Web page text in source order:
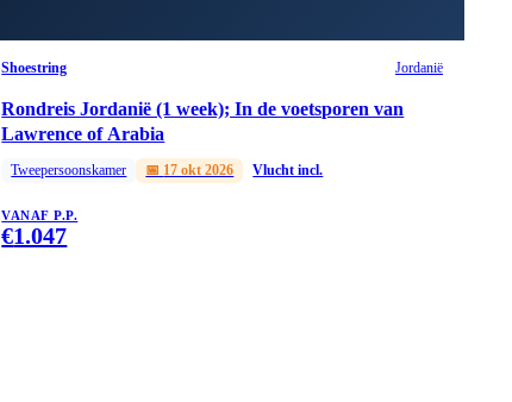
Shoestring Jordanië
Rondreis Jordanië (1 week); In de voetsporen van
Lawrence of Arabia
Tweepersoonskamer 📅 17 okt 2026 Vlucht incl.
VANAF P.P.
€1.047